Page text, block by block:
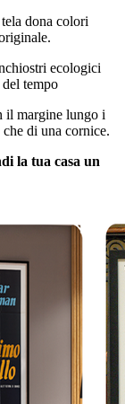
dona colori
ecologici
tempo
il margine lungo i
di una cornice.
la tua casa un